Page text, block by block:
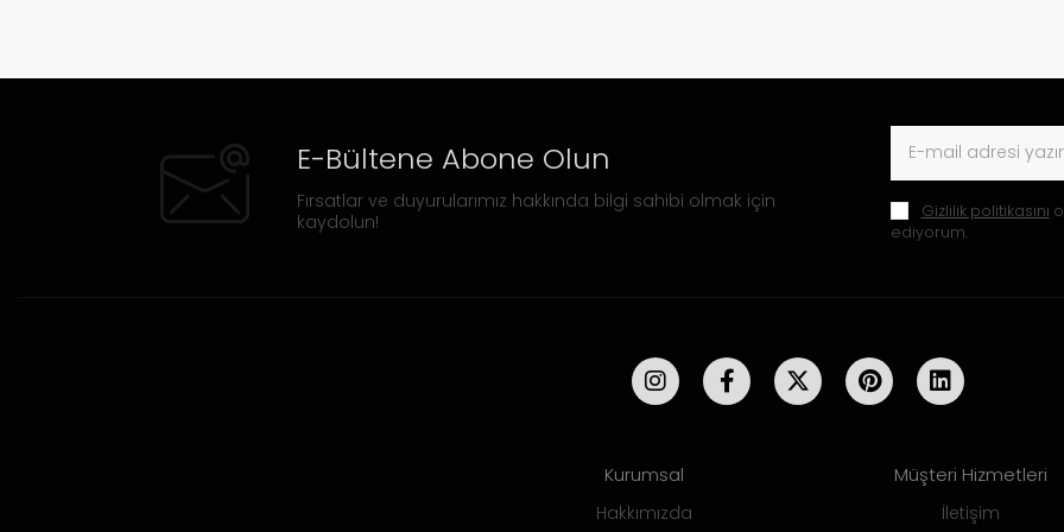
E-Bültene Abone Olun
Fırsatlar ve duyurularımız hakkında bilgi sahibi olmak için
kaydolun!
Gizlilik politikasını
ediyorum.
Kurumsal
Hakkımızda
Müşteri Hizmetleri
İletişim